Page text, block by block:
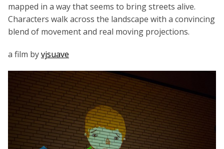
mapped in a way that seems to bring streets alive.
Characters walk across the landscape with a convincing
blend of movement and real moving projections.
a film byvjsuave